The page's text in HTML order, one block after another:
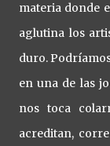
materia donde
aglutina los
duro.
en una de las
nos toca
acreditan,